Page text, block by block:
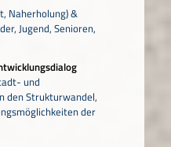
Naherholung) &
Jugend, Senioren,
und
den Strukturwandel,
der